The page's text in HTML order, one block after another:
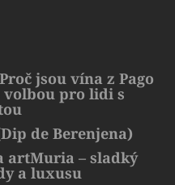
jsou vína z Pago
volbou pro lidi s
de Berenjena)
artMuria – sladký
a luxusu